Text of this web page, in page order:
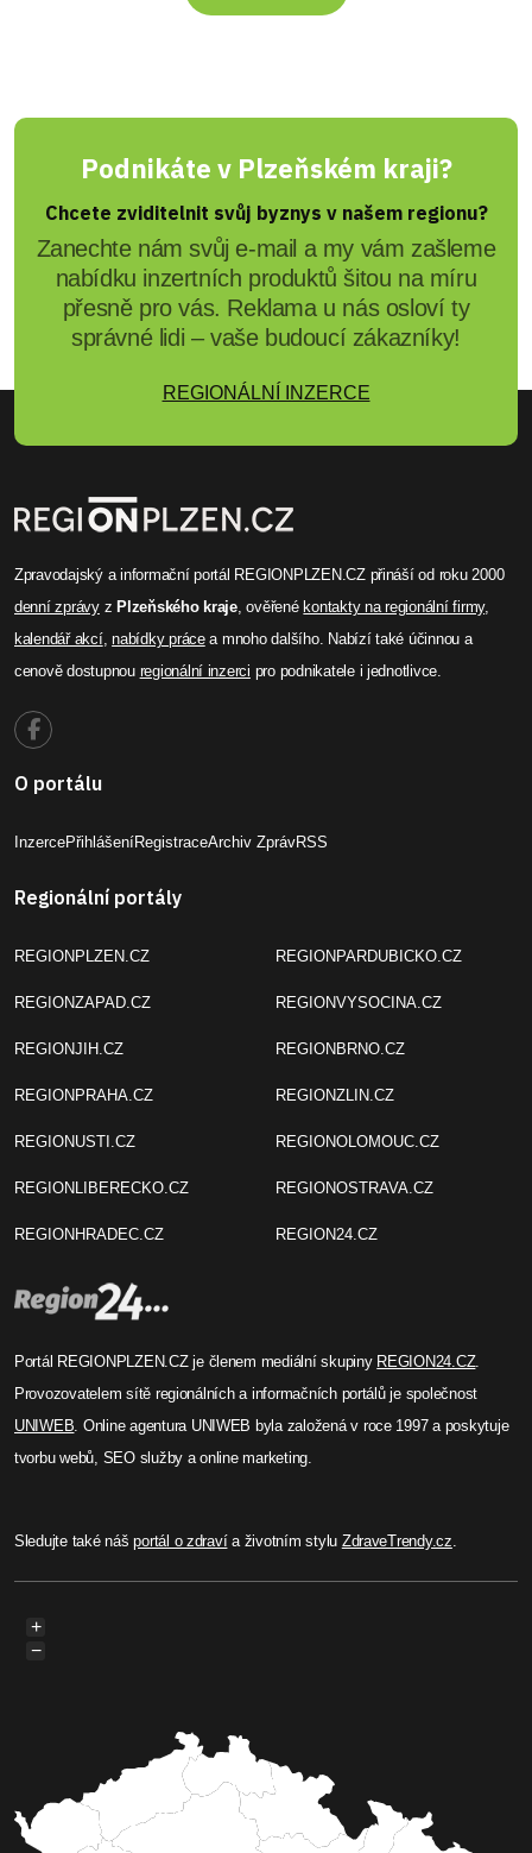
Podnikáte v Plzeňském kraji?
Chcete zviditelnit svůj byznys v našem regionu?
Zanechte nám svůj e-mail a my vám zašleme
nabídku inzertních produktů šitou na míru
přesně pro vás. Reklama u nás osloví ty
správné lidi – vaše budoucí zákazníky!
REGIONÁLNÍ INZERCE
Zpravodajský a informační portál REGIONPLZEN.CZ přináší od roku 2000
denní zprávyz Plzeňského kraje, ověřené kontakty na regionální firmy,
kalendář akcí,nabídky prácea mnoho dalšího. Nabízí také účinnou a
cenově dostupnou regionální inzerci pro podnikatele i jednotlivce.
O portálu
InzercePřihlášeníRegistraceArchiv ZprávRSS
Regionální portály
REGIONPLZEN.CZ
REGIONZAPAD.CZ
REGIONJIH.CZ
REGIONPRAHA.CZ
REGIONUSTI.CZ
REGIONLIBERECKO.CZ
REGIONHRADEC.CZ
REGIONPARDUBICKO.CZ
REGIONVYSOCINA.CZ
REGIONBRNO.CZ
REGIONZLIN.CZ
REGIONOLOMOUC.CZ
REGIONOSTRAVA.CZ
REGION24.CZ
Portál REGIONPLZEN.CZ je členem mediální skupiny REGION24.CZ.
Provozovatelem sítě regionálních a informačních portálů je společnost
UNIWEB. Online agentura UNIWEB byla založená v roce 1997 a poskytuje
tvorbu webů, SEO služby a online marketing.
Sledujte také nášportál o zdravía životním stylu ZdraveTrendy.cz.
+
−